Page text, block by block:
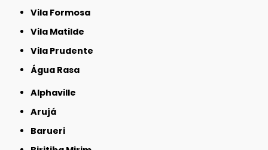
Vila Formosa
Vila Matilde
Vila Prudente
Água Rasa
Alphaville
Arujá
Barueri